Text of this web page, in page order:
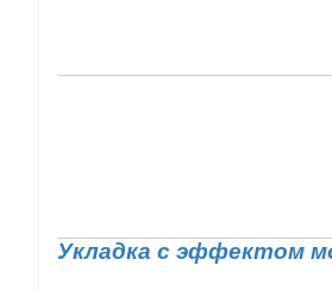
Укладка с эффектом